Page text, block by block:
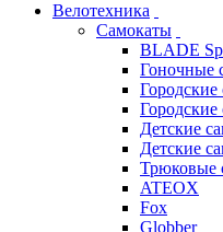
Велотехника
Самокаты
BLADE
Гоночные
Детские
Детские
Трюковые
ATEOX
Fox
Globber